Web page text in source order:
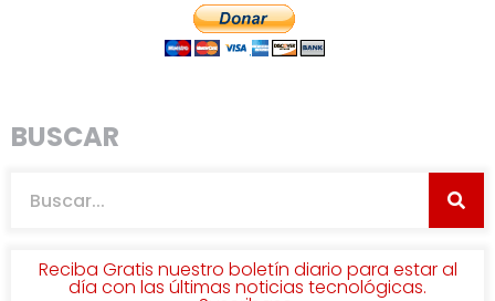
BUSCAR
Reciba Gratis nuestro boletín diario para estar al
día con las últimas noticias tecnológicas.